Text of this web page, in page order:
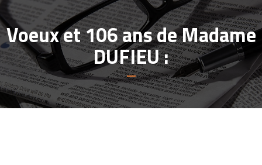
Voeux et 106 ans de Madame
DUFIEU :